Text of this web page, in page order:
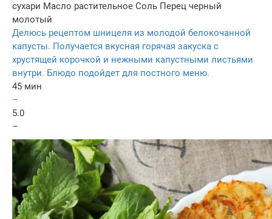
сухари Масло растительное Соль Перец черный
молотый
Делюсь рецептом шницеля из молодой белокочанной
капусты. Получается вкусная горячая закуска с
хрустящей корочкой и нежными капустными листьями
внутри. Блюдо подойдет для постного меню.
45 мин
–
5.0
–